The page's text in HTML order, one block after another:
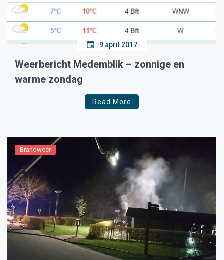
9 april 2017
Weerbericht Medemblik – zonnige en
warme zondag
Read More
Brandweer